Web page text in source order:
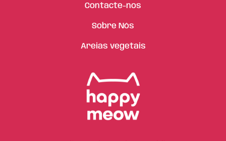
Contacte-nos
Sobre Nós
Areias vegetais